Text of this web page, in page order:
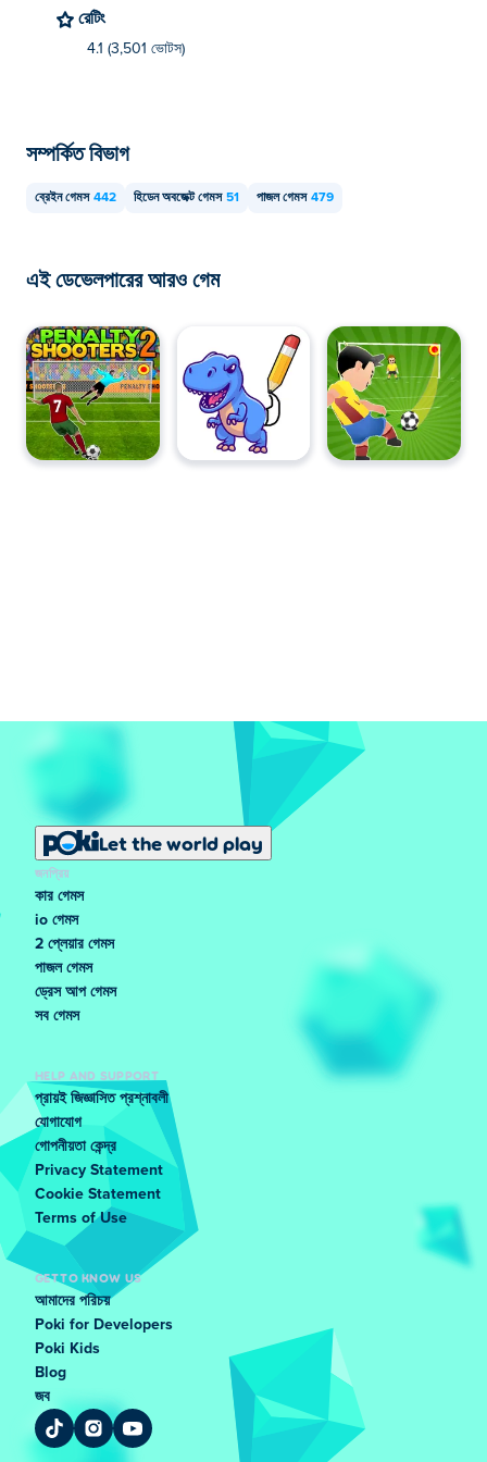
রেটিং
4.1 (3,501 ভোটস)
সম্পর্কিত বিভাগ
ব্রেইন গেমস 442 হিডেন অবজেক্ট গেমস 51 পাজল গেমস 479
এই ডেভেলপারের আরও গেম
Let the world play
জনপ্রিয়
কার গেমস
io গেমস
2 প্লেয়ার গেমস
পাজল গেমস
ড্রেস আপ গেমস
সব গেমস
HELP AND SUPPORT
প্রায়ই জিজ্ঞাসিত প্রশ্নাবলী
যোগাযোগ
গোপনীয়তা কেন্দ্র
Privacy Statement
Cookie Statement
Terms of Use
GET TO KNOW US
আমাদের পরিচয়
Poki for Developers
Poki Kids
Blog
জব